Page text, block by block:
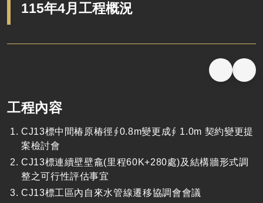
115年4月工程概況
工程內容
CJ13標中間椿原椿徑∮0.8m變更成∮ 1.0m 契約變更提
案檢討會
CJ13標連續壁壁龕(里程60K+280處)及結構牆形式調
整之可行性評估事宜
CJ13標工區內自來水管線遷移協調會會議